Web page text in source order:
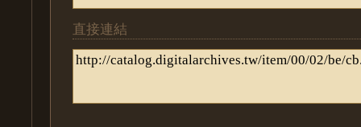
直接連結